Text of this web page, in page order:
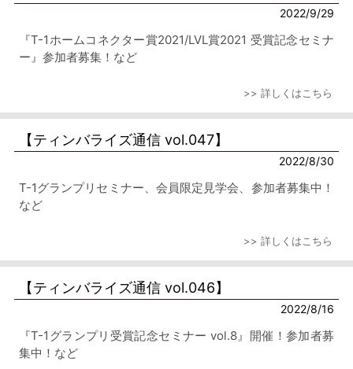
2022/9/29
『T-1ホームコネクター賞2021/LVL賞2021 受賞記念セミナ
ー』参加者募集！など
>> 詳しくはこちら
【ティンバライズ通信 vol.047】
2022/8/30
T-1グランプリセミナー、会員限定見学会、参加者募集中！
など
>> 詳しくはこちら
【ティンバライズ通信 vol.046】
2022/8/16
『T-1グランプリ受賞記念セミナー vol.8』開催！参加者募
集中！など